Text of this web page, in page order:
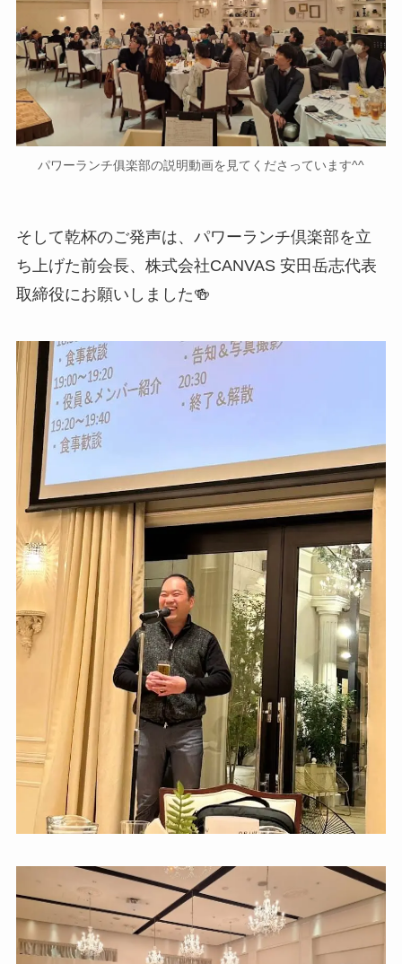
パワーランチ俱楽部の説明動画を見てくださっています^^
そして乾杯のご発声は、パワーランチ倶楽部を立
ち上げた前会長、株式会社CANVAS 安田岳志代表
取締役にお願いしました🍻